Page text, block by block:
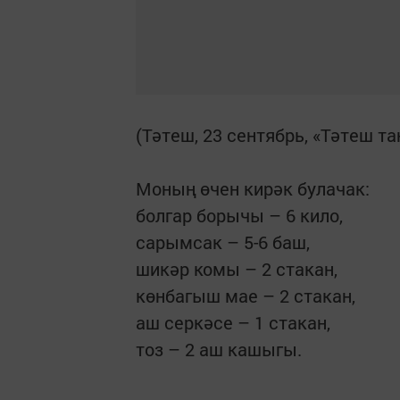
(Тәтеш, 23 сентябрь, «Тәтеш
Моның өчен кирәк булачак:
болгар борычы – 6 кило,
сарымсак – 5-6 баш,
шикәр комы – 2 стакан,
көнбагыш мае – 2 стакан,
аш серкәсе – 1 стакан,
тоз – 2 аш кашыгы.